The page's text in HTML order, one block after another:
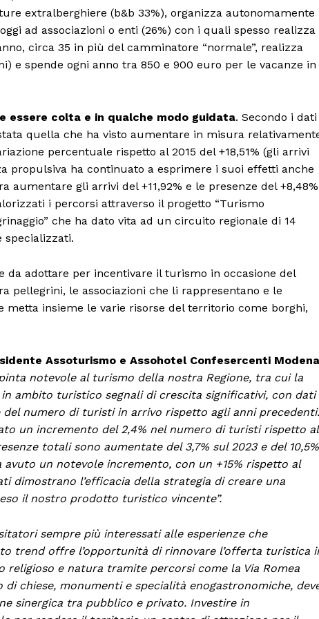
CONTENUTI
ECONOMIA
Esclusive
extralberghiere (b&b 33%), organizza autonomamente
ad associazioni o enti (26%) con i quali spesso realizza
circa 35 in più del camminatore “normale”, realizza
e spende ogni anno tra 850 e 900 euro per le vacanze in
essere colta e in qualche modo guidata. Secondo i dati
quella che ha visto aumentare in misura
percentuale rispetto al 2015 del +18,51% (gli arrivi
propulsiva ha continuato a esprimere i suoi effetti anche
aumentare gli arrivi del +11,92% e le presenze del
i percorsi attraverso il progetto “Turismo
che ha dato vita ad un circuito regionale di 14
specializzati.
da adottare per incentivare il turismo in occasione del
pellegrini, le associazioni che li rappresentano e le
metta insieme le varie risorse del territorio come borghi,
Assoturismo e Assohotel Confesercenti Modena
notevole al turismo della nostra Regione, tra cui la
ambito turistico segnali di crescita significativi, con dati
numero di turisti in arrivo rispetto agli anni precedenti.
un incremento del 2,4% nel numero di turisti rispetto al
totali sono aumentate del 3,7% sul 2023 e del 10,5%
un notevole incremento, con un +15% rispetto al
dimostrano l’efficacia della strategia di creare una
il nostro prodotto turistico vincente”.
sempre più interessati alle esperienze che
trend offre l’opportunità di rinnovare l’offerta turistica
religioso e natura tramite percorsi come la Via Romea
chiese, monumenti e specialità enogastronomiche,
sinergica tra pubblico e privato. Investire in